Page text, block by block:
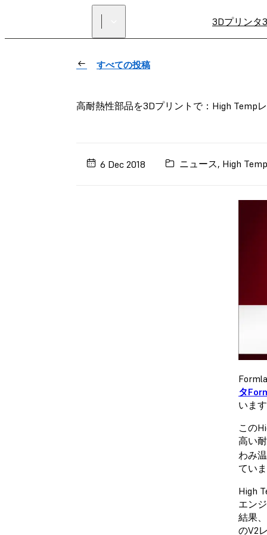
3Dプリンタ
すべての投稿
高耐熱性部品を3Dプリントで：High Temp
6 Dec 2018 ニュース, High
タ
いま
この
高い
わみ
てい
High
エン
結果
のV2